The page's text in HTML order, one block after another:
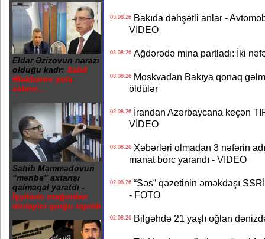
Eldar Əzizovun narazı
olduğu kadr: Xalid
Ələkbərov yola
salınır...
Sahib Məmmədovun
“mənbə” axtarışı
qalmaqal yaratdı -
İşçilərin otağından
dinləyici qurğu tapılıb
03.08.26Bakıda dəhşətli anlar -
VİDEO
03.08.26Ağdərədə mina partladı: İki
03.08.26Moskvadan Bakıya qonaq
öldülər
03.08.26İrandan Azərbaycana keçən
VİDEO
03.08.26Xəbərləri olmadan 3 nəfərin
manat borc yarandı - VİDEO
02.08.26“Səs” qəzetinin əməkdaşı
- FOTO
02.08.26Bilgəhdə 21 yaşlı oğlan